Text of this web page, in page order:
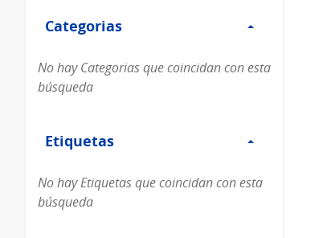
Categorias
Categorias
No hay Categorias que coincidan con esta
búsqueda
Etiquetas
Etiquetas
No hay Etiquetas que coincidan con esta
búsqueda